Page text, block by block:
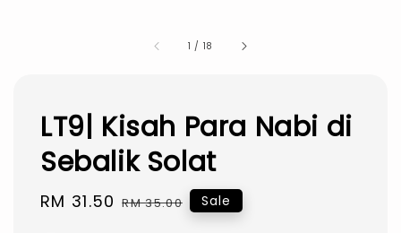
1 / 18
LT9| Kisah Para Nabi di
Sebalik Solat
Sale
RM 31.50 Regular
RM 35.00 Sale